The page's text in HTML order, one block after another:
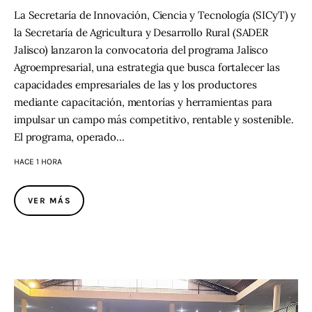
La Secretaría de Innovación, Ciencia y Tecnología (SICyT) y
la Secretaría de Agricultura y Desarrollo Rural (SADER
Jalisco) lanzaron la convocatoria del programa Jalisco
Agroempresarial, una estrategia que busca fortalecer las
capacidades empresariales de las y los productores
mediante capacitación, mentorías y herramientas para
impulsar un campo más competitivo, rentable y sostenible.
El programa, operado…
HACE 1 HORA
VER MÁS